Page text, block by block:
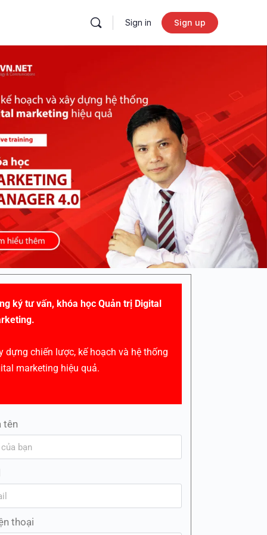
Sign in Sign up
ký tư vấn, khóa học Quản trị Digital
dựng chiến lược, kế hoạch và hệ thống
marketing hiệu quả.
tên
thoại